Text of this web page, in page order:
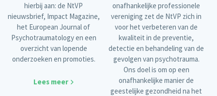
hierbij aan: de NtVP
nieuwsbrief, Impact Magazine,
het European Journal of
Psychotraumatology en een
overzicht van lopende
onderzoeken en promoties.
Lees meer
onafhankelijke professionele
vereniging zet de NtVP zich in
voor het verbeteren van de
kwaliteit in de preventie,
detectie en behandeling van de
gevolgen van psychotrauma.
Ons doel is om op een
onafhankelijke manier de
geestelijke gezondheid na het